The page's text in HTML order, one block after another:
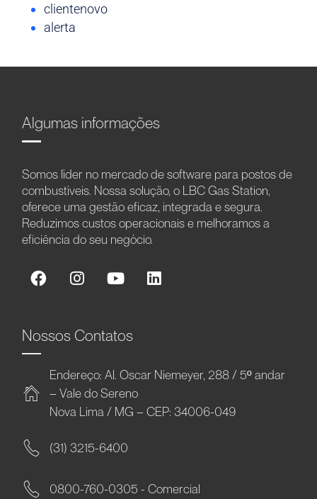
clientenovo
alerta
Algumas informações
Somos líder no mercado de software para postos de
combustíveis. Nossa solução, o LBC Gas Station,
oferece uma gestão eficaz, integrada e segura.
Reduzimos custos operacionais e melhoramos a
eficiência do seu negócio.
Nossos Contatos
Endereço: Al. Oscar Niemeyer, 288 / 5º andar
– Vale do Sereno
Nova Lima / MG – CEP: 34006-049
(31) 3215-6400
0800-760-0305 - Comercial